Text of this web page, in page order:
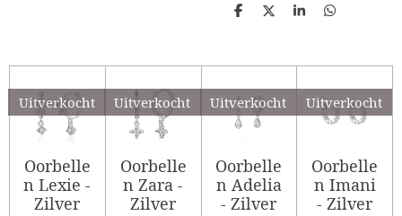
D
n
D
S
e
D
n
Uitverkocht
Oorbelle
n Lexie -
Zilver
Uitverkocht
Oorbelle
n Zara -
Zilver
Uitverkocht
Oorbelle
n Adelia
- Zilver
Uitverkocht
Oorbelle
n Imani
- Zilver